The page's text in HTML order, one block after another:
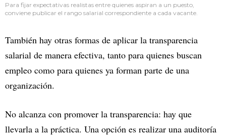
Para fijar expectativas realistas entre quienes aspiran a un puesto,
conviene publicar el rango salarial correspondiente a cada vacante.
También hay otras formas de aplicar la transparencia
salarial de manera efectiva, tanto para quienes buscan
empleo como para quienes ya forman parte de una
organización.
No alcanza con promover la transparencia: hay que
llevarla a la práctica. Una opción es realizar una auditoría